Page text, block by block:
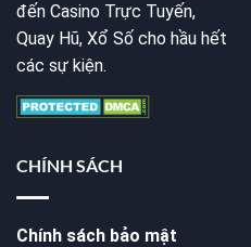
đến Casino Trực Tuyến,
Quay Hũ, Xổ Số cho hầu hết
các sự kiện.
CHÍNH SÁCH
Chính sách bảo mật